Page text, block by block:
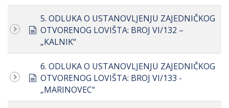
document
5. ODLUKA O USTANOVLJENJU ZAJEDNIČKOG
OTVORENOG LOVIŠTA: BROJ VI/132 –
„KALNIK“
document
6. ODLUKA O USTANOVLJENJU ZAJEDNIČKOG
OTVORENOG LOVIŠTA: BROJ VI/133 -
„MARINOVEC“